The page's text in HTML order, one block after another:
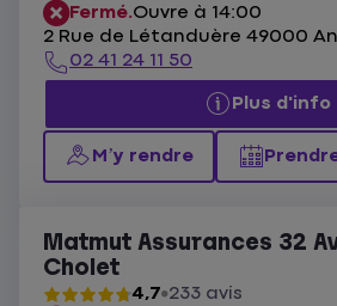
Fermé.Ouvre à 14:00
2 Rue de Létanduère 49000
02 41 24 11 50
Plus d'info
M’y rendre
Matmut Assurances 32
Cholet
4,7 233 avis